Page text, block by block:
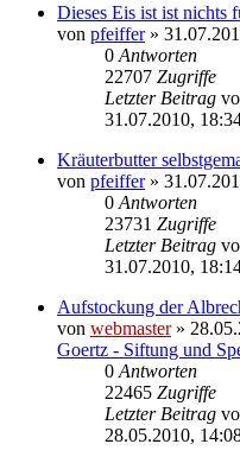
Dieses Eis ist ist nichts
von pfeiffer»
0 Antworten
22707 Zugriffe
Letzter Beitrag
31.07.2010,
Kräuterbutter
von pfeiffer»
0 Antworten
23731 Zugriffe
Letzter Beitrag
31.07.2010,
Aufstockung der
von webmaster»
Goertz - Siftung und
0 Antworten
22465 Zugriffe
Letzter Beitrag
28.05.2010,